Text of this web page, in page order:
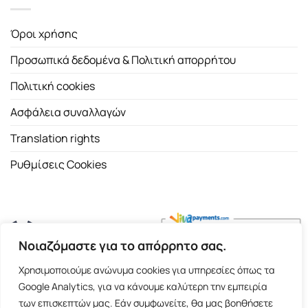
Νοιαζόμαστε για το απόρρητο σας.
Χρησιμοποιούμε ανώνυμα cookies για υπηρεσίες όπως τα
Google Analytics, για να κάνουμε καλύτερη την εμπειρία
των επισκεπτών μας. Εάν συμφωνείτε, θα μας βοηθήσετε
Όροι χρήσης
Προσωπικά δεδομένα & Πολιτική απορρήτου
Πολιτική cookies
Ασφάλεια συναλλαγών
Translation rights
Ρυθμίσεις Cookies
Copyright 2026 ©Εκδοτικός Οίκος Α.Α. Λιβάνη| All rights
reserved.
Σόλωνος 98, 10680 Αθήνα | Τ:2103661200- F: 2103617791